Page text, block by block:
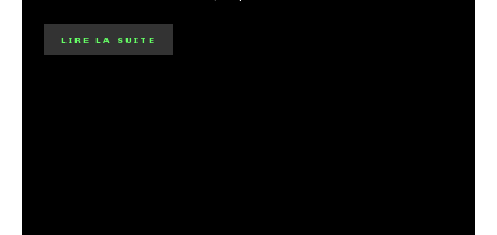
LIRE LA SUITE